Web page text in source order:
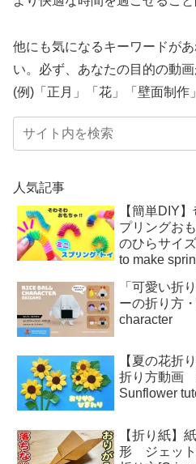
他にも気になるキーワードが
い。必ず、あなたの目的の
(例)「正月」「花」「壁面制作
人気記事
【簡単DIY
プリングお
のひらサイ
to make
「可愛い折
ーの折り方
character
【夏の花折
折り方動画
Sunflower
【折り紙
形 ジェッ